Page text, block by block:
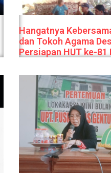
Hangatnya
dan Tokoh Agama
Persiapan HUT ke-81